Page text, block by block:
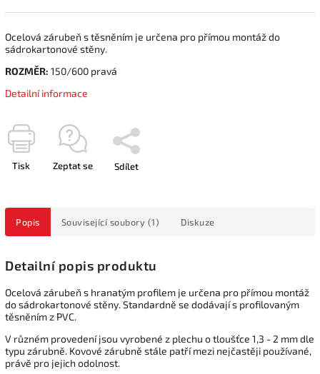
Ocelová zárubeň s těsněním je určena pro přímou montáž do
sádrokartonové stěny.
ROZMĚR: 150/600 pravá
Detailní informace
Tisk Zeptat se Sdílet
Popis Související soubory (1) Diskuze
Detailní popis produktu
Ocelová zárubeň s hranatým profilem je určena pro přímou montáž
do sádrokartonové stěny. Standardně se dodávají s profilovaným
těsněním z PVC.
V různém provedení jsou vyrobené z plechu o tloušťce 1,3 - 2 mm dle
typu zárubně. Kovové zárubně stále patří mezi nejčastěji používané,
právě pro jejich odolnost.